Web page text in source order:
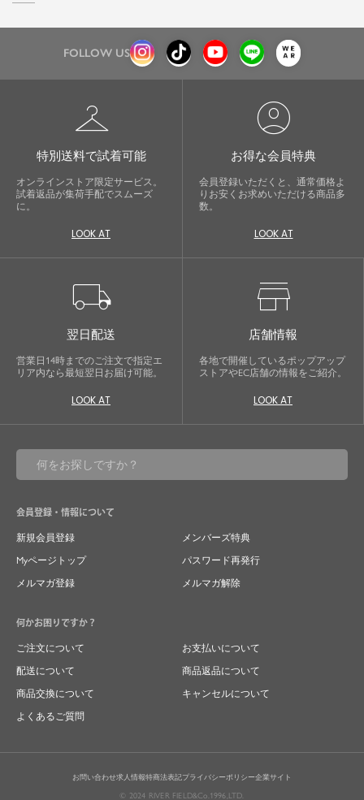
FOLLOW US
checkroom
特別送料で試着可能
オンラインストア限定サービス。
試着返品が集荷手配でスムーズ
に。
LOOK AT
account_circle
お得な会員特典
会員登録いただくと、通常価格よ
りお安くお求めいただける商品多
数。
LOOK AT
local_shipping
翌日配送
営業日14時までのご注文で指定エ
リア内なら最短翌日お届け可能。
LOOK AT
store
店舗情報
各地で開催しているポップアップ
ストアやEC店舗の情報をご紹介。
LOOK AT
会員登録・情報について
新規会員登録
メンバーズ特典
Myページトップ
パスワード再発行
メルマガ登録
メルマガ解除
何かお困りですか？
ご注文について
お支払いについて
配送について
商品返品について
商品交換について
キャンセルについて
よくあるご質問
お問い合わせ求人情報特商法表記プライバシーポリシー企業サイト
© 2024 RIVER FIELD&Co.1996,LTD.